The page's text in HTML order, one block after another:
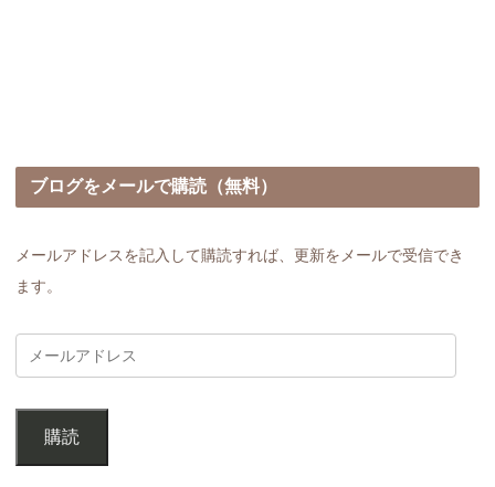
ブログをメールで購読（無料）
メールアドレスを記入して購読すれば、更新をメールで受信でき
ます。
購読